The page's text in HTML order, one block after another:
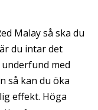
Malay så ska du
du intar det
med
så kan du öka
effekt. Höga